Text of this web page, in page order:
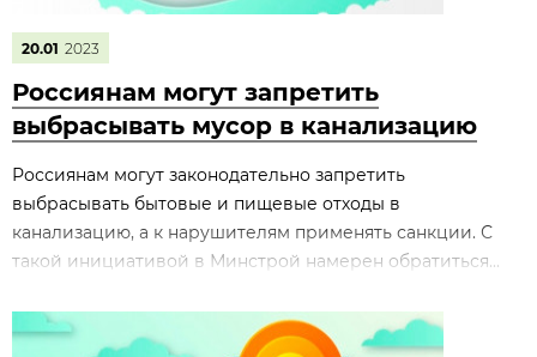
20.01 2023
Россиянам могут запретить
выбрасывать мусор в канализацию
Россиянам могут законодательно запретить
выбрасывать бытовые и пищевые отходы в
канализацию, а к нарушителям применять санкции. С
такой инициативой в Минстрой намерен обратиться...